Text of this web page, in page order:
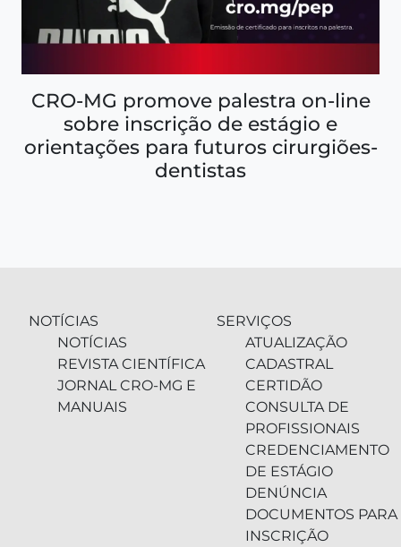
CRO-MG promove palestra on-line
sobre inscrição de estágio e
orientações para futuros cirurgiões-
dentistas
NOTÍCIAS
NOTÍCIAS
REVISTA CIENTÍFICA
JORNAL CRO-MG E
MANUAIS
SERVIÇOS
ATUALIZAÇÃO
CADASTRAL
CERTIDÃO
CONSULTA DE
PROFISSIONAIS
CREDENCIAMENTO
DE ESTÁGIO
DENÚNCIA
DOCUMENTOS PARA
INSCRIÇÃO